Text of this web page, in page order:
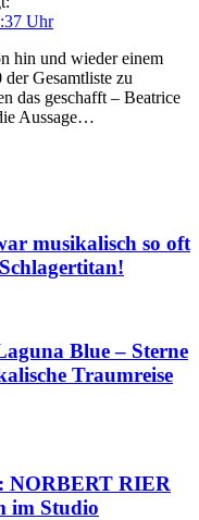
Uhr
hin und wieder einem
Gesamtliste zu
das geschafft – Beatrice
Aussage…
musikalisch so oft
Blue – Sterne
Traumreise
NORBERT RIER
im Studio